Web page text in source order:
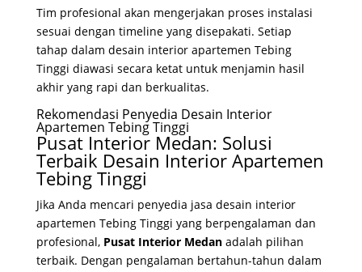
Tim profesional akan mengerjakan proses instalasi
sesuai dengan timeline yang disepakati. Setiap
tahap dalam desain interior apartemen Tebing
Tinggi diawasi secara ketat untuk menjamin hasil
akhir yang rapi dan berkualitas.
Rekomendasi Penyedia Desain Interior
Apartemen Tebing Tinggi
Pusat Interior Medan: Solusi
Terbaik Desain Interior Apartemen
Tebing Tinggi
Jika Anda mencari penyedia jasa desain interior
apartemen Tebing Tinggi yang berpengalaman dan
profesional, Pusat Interior Medanadalah pilihan
terbaik. Dengan pengalaman bertahun-tahun dalam